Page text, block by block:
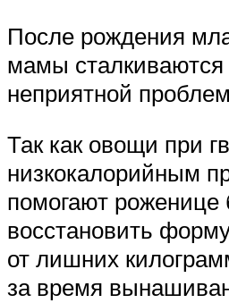
После рождения
мамы сталкиваются
неприятной
Так как овощи при
низкокалорийным
помогают роженице
восстановить
от лишних
за время